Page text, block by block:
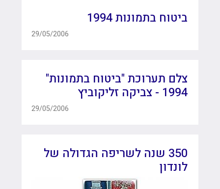
ביטוח בתמונות 1994
29/05/2006
צלם תערוכת "ביטוח בתמונות"
1994 - צביקה זליקוביץ
29/05/2006
350 שנה לשריפה הגדולה של
לונדון